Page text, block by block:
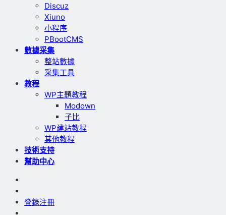
Discuz
Xiuno
小程序
PBootCMS
數據采集
整站數據
采集工具
教程
WP主題教程
Modown
子比
WP建站教程
其他教程
技術支持
幫助中心
登錄注冊